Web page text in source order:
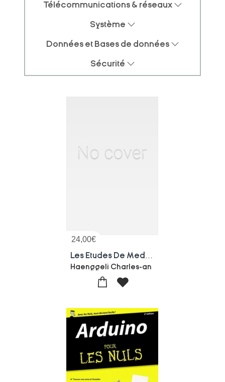
Télécommunications & réseaux
Système
Données et Bases de données
Sécurité
24,00€
Haenggeli Charles-an